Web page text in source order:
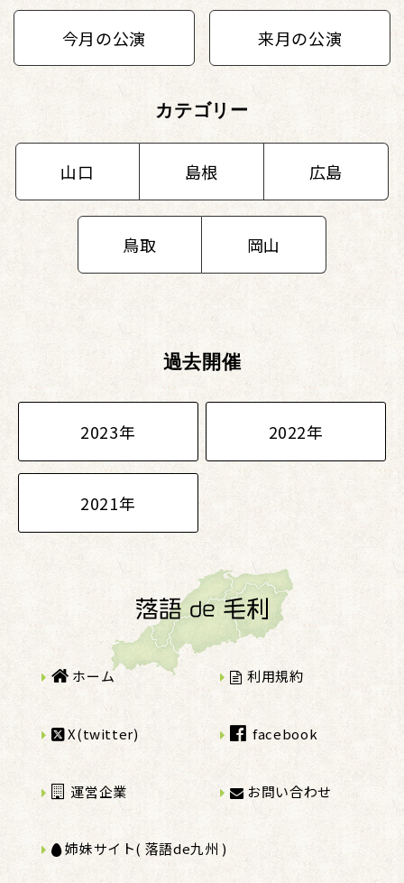
今月の公演 来月の公演
カテゴリー
山口 島根 広島
鳥取 岡山
過去開催
2023年 2022年
2021年
ホーム 利用規約
X(twitter) facebook
運営企業 お問い合わせ
姉妹サイト( 落語de九州 )